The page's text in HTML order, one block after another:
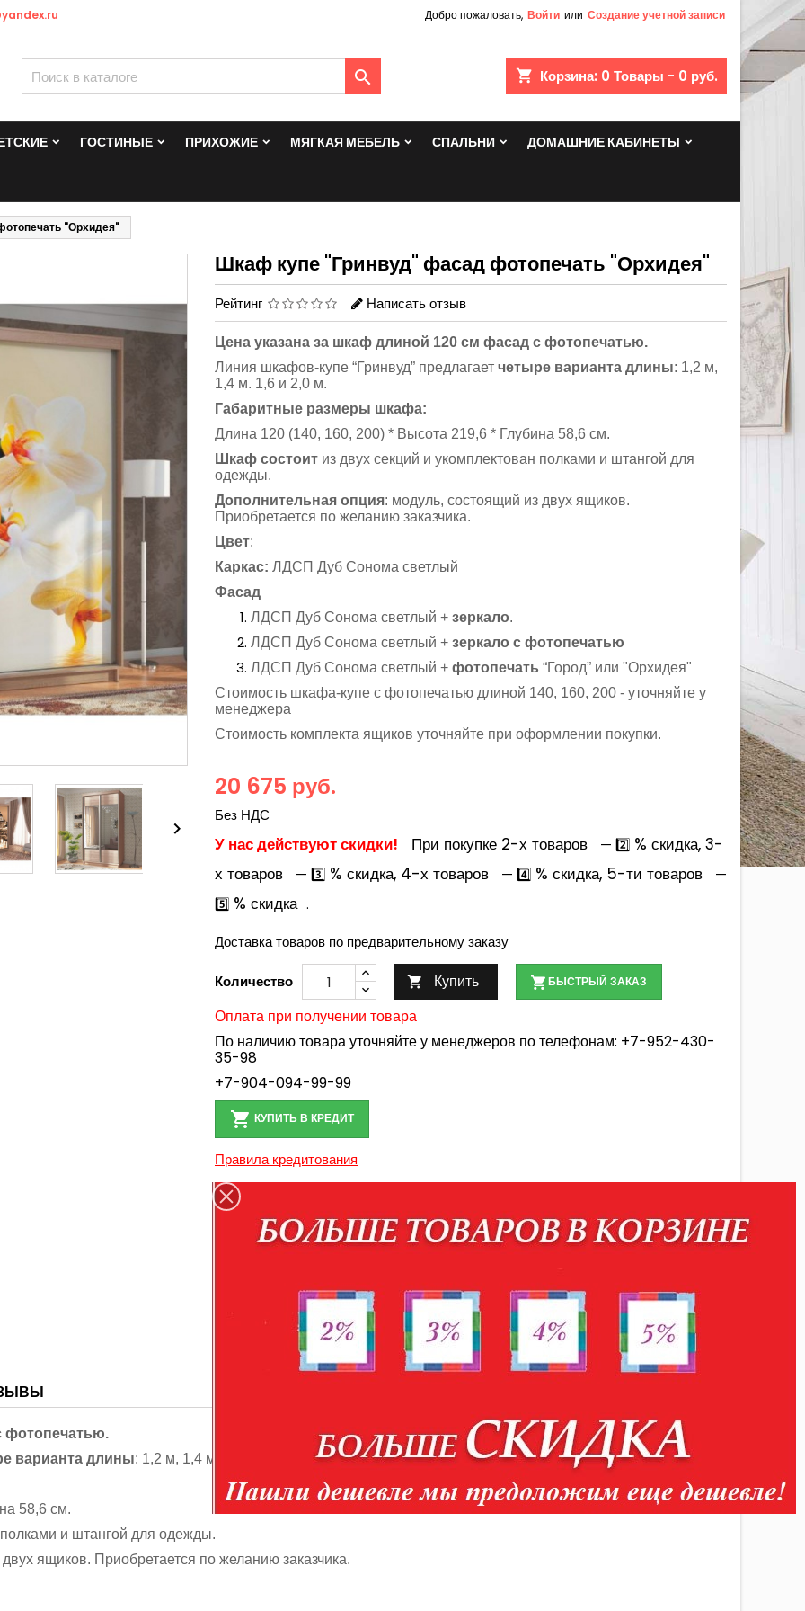
Добро пожаловать, Войти или Создание учетной записи
shopping_cart Корзина: 0 Товары - 0 руб.

ГОСТИНЫЕ ПРИХОЖИЕ МЯГКАЯ МЕБЕЛЬ СПАЛЬНИ ДОМАШНИЕ КАБИНЕТЫ
"Орхидея"

Шкаф купе "Гринвуд" фасад фотопечать "Орхидея"
Рейтинг Написать отзыв
Цена указана за шкаф длиной 120 см фасад с фотопечатью.
Линия шкафов-купе “Гринвуд” предлагает четыре варианта длины: 1,2 м,
1,4 м. 1,6 и 2,0 м.
Габаритные размеры шкафа:
Длина 120 (140, 160, 200) * Высота 219,6 * Глубина 58,6 см.
Шкаф состоит из двух секций и укомплектован полками и штангой для
одежды.
Дополнительная опция: модуль, состоящий из двух ящиков.
Приобретается по желанию заказчика.
Цвет:
Каркас: ЛДСП Дуб Сонома светлый
Фасад
ЛДСП Дуб Сонома светлый + зеркало.
ЛДСП Дуб Сонома светлый + зеркало с фотопечатью
ЛДСП Дуб Сонома светлый + фотопечать “Город” или "Орхидея"
Стоимость шкафа-купе с фотопечатью длиной 140, 160, 200 - уточняйте у
менеджера
Стоимость комплекта ящиков уточняйте при оформлении покупки.
20 675 руб.
Без НДС
У нас действуют скидки! При покупке 2-х товаров — 2️⃣ % скидка, 3-
х товаров
— 3️⃣ % скидка, 4-х товаров — 4️⃣ % скидка, 5-ти товаров
—
5️⃣ % скидка .
Доставка товаров по предварительному заказу
Количество  Купить БЫСТРЫЙ ЗАКАЗ
Оплата при получении товара
По наличию товара уточняйте у менеджеров по телефонам: +7-952-430-
35-98
+7-904-094-99-99
 КУПИТЬ В КРЕДИТ
Правила кредитования
Доставка по России транспортной компанией
Персональные данные при оформлении заказа администрация использует
для связи и идентификации
фотопечатью.
варианта длины: 1,2 м, 1,4 м. 1,6 и 2,0 м.
58,6 см.
и штангой для одежды.
ящиков. Приобретается по желанию заказчика.